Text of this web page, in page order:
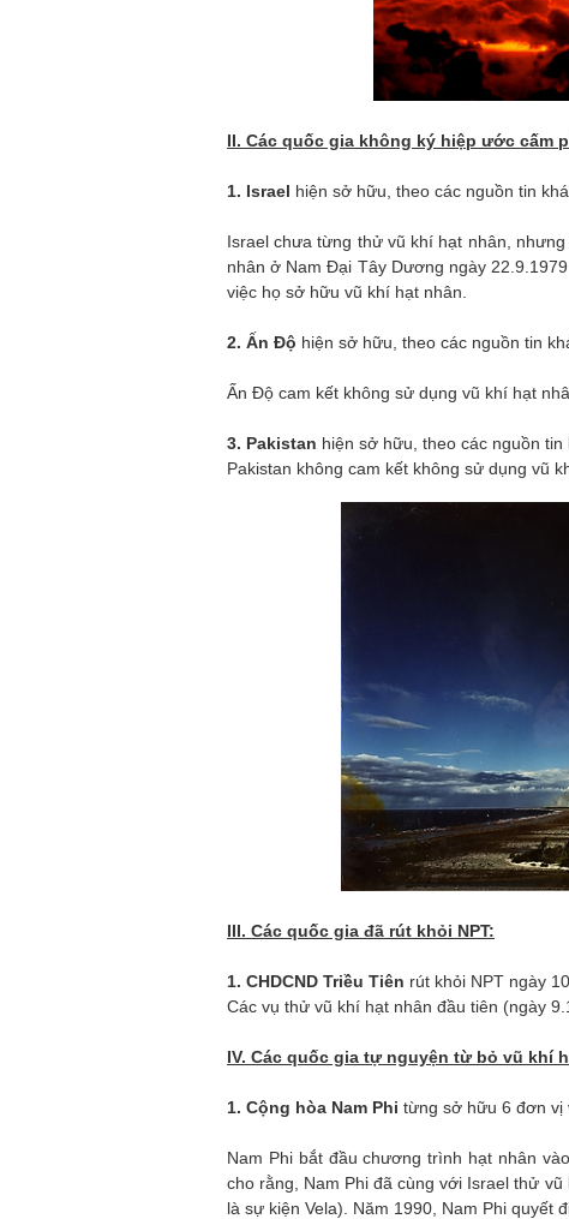
II. Các quốc gia không ký hiệp ước cấm
1. Israel hiện sở hữu, theo các nguồn tin
Israel chưa từng thử vũ khí hạt nhân,
nhân ở Nam Đại Tây Dương ngày
việc họ sở hữu vũ khí hạt nhân.
2. Ấn Độ hiện sở hữu, theo các nguồn tin
Ấn Độ cam kết không sử dụng vũ khí hạt
3. Pakistan hiện sở hữu, theo các nguồn
Pakistan không cam kết không sử dụng vũ
III. Các quốc gia đã rút khỏi NPT:
1. CHDCND Triều Tiên rút khỏi NPT ngày
Các vụ thử vũ khí hạt nhân đầu tiên (ngày
IV. Các quốc gia tự nguyện từ bỏ vũ khí
1. Cộng hòa Nam Phi từng sở hữu 6 đơn vị
Nam Phi bắt đầu chương trình hạt nhân
cho rằng, Nam Phi đã cùng với Israel thử
là sự kiện Vela). Năm 1990, Nam Phi quyết